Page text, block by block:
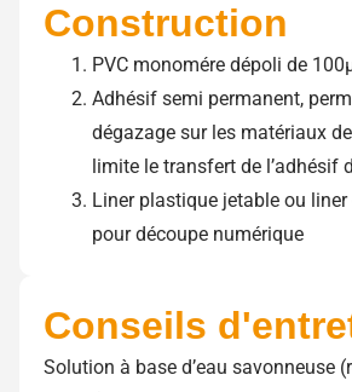
Construction
PVC monomére dépoli de
Adhésif semi permanent,
dégazage sur les matériaux
limite le transfert de l’adhésif
Liner plastique jetable ou
pour découpe numérique
Conseils
Solution à base d’eau savonneuse